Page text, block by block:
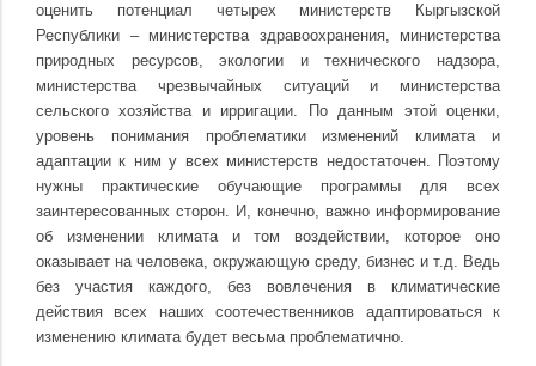
оценить потенциал четырех министерств Кыргызской
Республики – министерства здравоохранения, министерства
природных ресурсов, экологии и технического надзора,
министерства чрезвычайных ситуаций и министерства
сельского хозяйства и ирригации. По данным этой оценки,
уровень понимания проблематики изменений климата и
адаптации к ним у всех министерств недостаточен. Поэтому
нужны практические обучающие программы для всех
заинтересованных сторон. И, конечно, важно информирование
об изменении климата и том воздействии, которое оно
оказывает на человека, окружающую среду, бизнес и т.д. Ведь
без участия каждого, без вовлечения в климатические
действия всех наших соотечественников адаптироваться к
изменению климата будет весьма проблематично.